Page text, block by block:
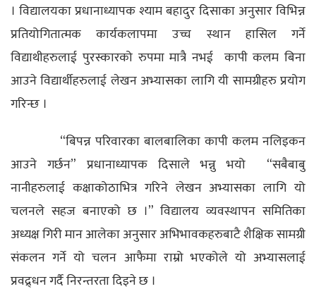
। विद्यालयका प्रधानाध्यापक श्याम बहादुर दिसाका अनुसार विभिन्न
प्रतियोगितात्मक कार्यकलापमा उच्च स्थान हासिल गर्ने
विद्याथीहरुलाई पुरस्कारको रुपमा मात्रै नभई कापी कलम बिना
आउने विद्यार्थीहरुलाई लेखन अभ्यासका लागि यी सामग्रीहरु प्रयोग
गरिन्छ ।
“बिपन्न परिवारका बालबालिका कापी कलम नलिइकन
आउने गर्छन” प्रधानाध्यापक दिसाले भन्नु भयो “सबैबाबु
नानीहरुलाई कक्षाकोठाभित्र गरिने लेखन अभ्यासका लागि यो
चलनले सहज बनाएको छ ।” विद्यालय व्यवस्थापन समितिका
अध्यक्ष गिरी मान आलेका अनुसार अभिभावकहरुबाटै शैक्षिक सामग्री
संकलन गर्ने यो चलन आफैमा राम्रो भएकोले यो अभ्यासलाई
प्रवद्र्धन गर्दै निरन्तरता दिइने छ ।